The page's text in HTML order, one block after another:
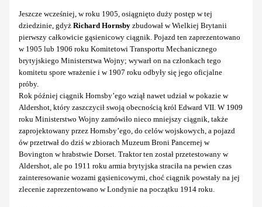
Jeszcze wcześniej, w roku 1905, osiągnięto duży postęp w tej
dziedzinie, gdyż Richard Hornsby zbudował w Wielkiej Brytanii
pierwszy całkowicie gąsienicowy ciągnik. Pojazd ten zaprezentowano
w 1905 lub 1906 roku Komitetowi Transportu Mechanicznego
brytyjskiego Ministerstwa Wojny; wywarł on na członkach tego
komitetu spore wrażenie i w 1907 roku odbyły się jego oficjalne
próby.
Rok później ciągnik Hornsby’ego wziął nawet udział w pokazie w
Aldershot, który zaszczycił swoją obecnością król Edward VII. W 1909
roku Ministerstwo Wojny zamówiło nieco mniejszy ciągnik, także
zaprojektowany przez Hornsby’ego, do celów wojskowych, a pojazd
ów przetrwał do dziś w zbiorach Muzeum Broni Pancernej w
Bovington w hrabstwie Dorset. Traktor ten został przetestowany w
Aldershot, ale po 1911 roku armia brytyjska straciła na pewien czas
zainteresowanie wozami gąsienicowymi, choć ciągnik powstały na jej
zlecenie zaprezentowano w Londynie na początku 1914 roku.